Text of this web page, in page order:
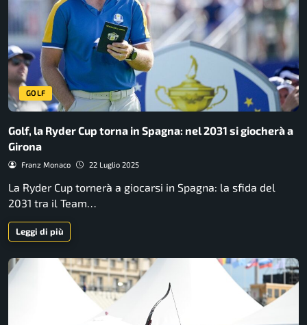
GOLF
Golf, la Ryder Cup torna in Spagna: nel 2031 si giocherà a
Girona
Franz Monaco 22 Luglio 2025
La Ryder Cup tornerà a giocarsi in Spagna: la sfida del
2031 tra il Team…
Leggi di più